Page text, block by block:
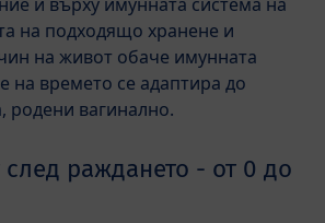
и върху имунната система на
на подходящо хранене и
на живот обаче имунната
на времето се адаптира до
родени вагинално.
раждането - от 0 до